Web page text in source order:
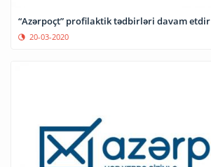
“Azərpoçt” profilaktik tədbirləri davam etdir
20-03-2020